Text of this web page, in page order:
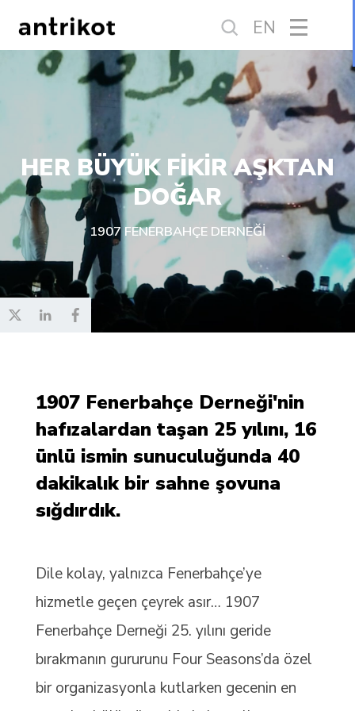
EN
HER BÜYÜK FİKİR AŞKTAN
DOĞAR
1907 FENERBAHÇE DERNEĞİ
1907 Fenerbahçe Derneği'nin
hafızalardan taşan 25 yılını, 16
ünlü ismin sunuculuğunda 40
dakikalık bir sahne şovuna
sığdırdık.
Dile kolay, yalnızca Fenerbahçe’ye
hizmetle geçen çeyrek asır… 1907
Fenerbahçe Derneği 25. yılını geride
bırakmanın gururunu Four Seasons’da özel
bir organizasyonla kutlarken gecenin en